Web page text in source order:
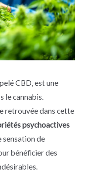
CBD, est une
le cannabis.
retrouvée dans cette
psychoactives
sensation de
bénéficier des